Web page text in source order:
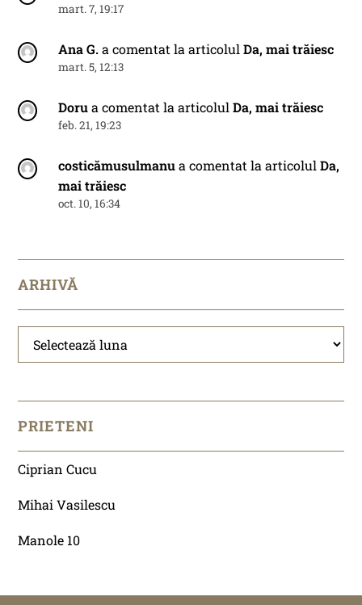
mart. 7, 19:17
Ana G.a comentat la articolulDa, mai trăiesc
mart. 5, 12:13
Dorua comentat la articolulDa, mai trăiesc
feb. 21, 19:23
costicămusulmanua comentat la articolulDa,
mai trăiesc
oct. 10, 16:34
ARHIVĂ
Arhivă
PRIETENI
Ciprian Cucu
Mihai Vasilescu
Manole 10